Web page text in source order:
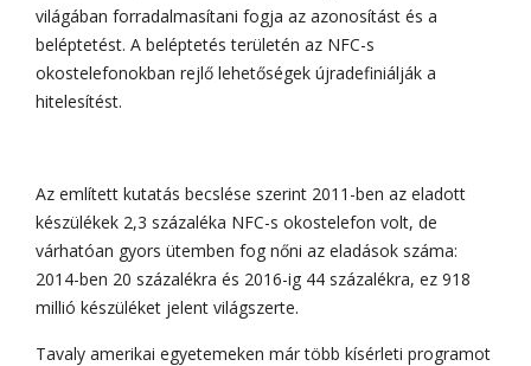
világában forradalmasítani fogja az azonosítást és a
beléptetést. A beléptetés területén az NFC-s
okostelefonokban rejlő lehetőségek újradefiniálják a
hitelesítést.
Az említett kutatás becslése szerint 2011-ben az eladott
készülékek 2,3 százaléka NFC-s okostelefon volt, de
várhatóan gyors ütemben fog nőni az eladások száma:
2014-ben 20 százalékra és 2016-ig 44 százalékra, ez 918
millió készüléket jelent világszerte.
Tavaly amerikai egyetemeken már több kísérleti programot